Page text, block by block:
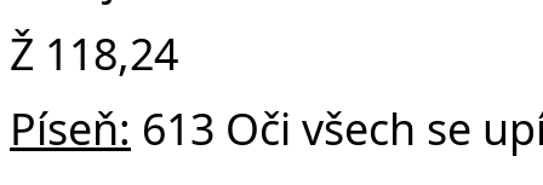
Ž 118,24
Píseň: 613 Oči všech se